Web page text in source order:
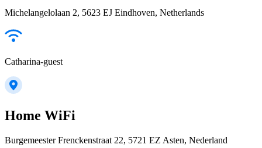
Michelangelolaan 2, 5623 EJ Eindhoven, Netherlands
Catharina-guest
Home WiFi
Burgemeester Frenckenstraat 22, 5721 EZ Asten, Nederland